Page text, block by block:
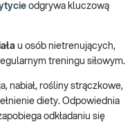
odgrywa kluczową
u osób nietrenujących,
treningu siłowym.
nabiał, rośliny strączkowe,
diety. Odpowiednia
odkładaniu się